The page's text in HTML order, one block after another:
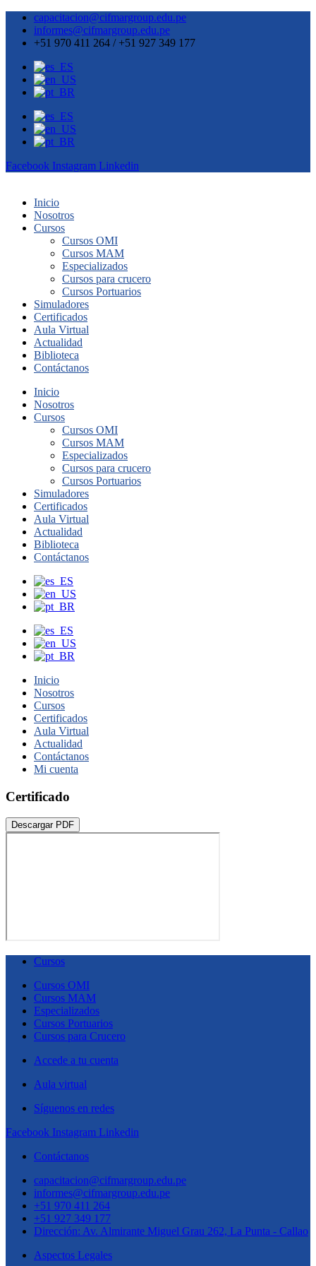
capacitacion@cifmargroup.edu.pe
informes@cifmargroup.edu.pe
+51 970 411 264 / +51 927 349 177
Facebook Instagram Linkedin
Inicio
Nosotros
Cursos
Cursos OMI
Cursos MAM
Especializados
Cursos para crucero
Cursos Portuarios
Simuladores
Certificados
Aula Virtual
Actualidad
Biblioteca
Contáctanos
Inicio
Nosotros
Cursos
Cursos OMI
Cursos MAM
Especializados
Cursos para crucero
Cursos Portuarios
Simuladores
Certificados
Aula Virtual
Actualidad
Biblioteca
Contáctanos
Inicio
Nosotros
Cursos
Certificados
Aula Virtual
Actualidad
Contáctanos
Mi cuenta
Certificado
Descargar PDF
Cursos
Cursos OMI
Cursos MAM
Especializados
Cursos Portuarios
Cursos para Crucero
Accede a tu cuenta
Aula virtual
Síguenos en redes
Facebook Instagram Linkedin
Contáctanos
capacitacion@cifmargroup.edu.pe
informes@cifmargroup.edu.pe
+51 970 411 264
+51 927 349 177
Dirección: Av. Almirante Miguel Grau 262, La Punta - Callao
Aspectos Legales